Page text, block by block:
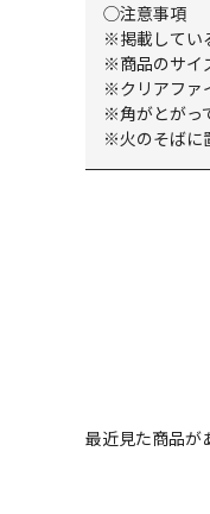
◯注意事項
※掲載してい
※商品のサイ
※クリアファ
※角がとがっ
※火のそばに
最近見た商品が